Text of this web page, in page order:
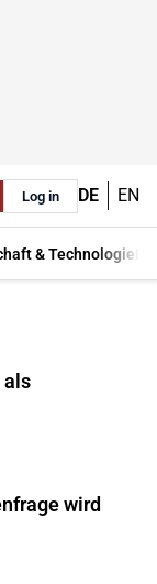
Log in DE EN
& Technologie
als
wird